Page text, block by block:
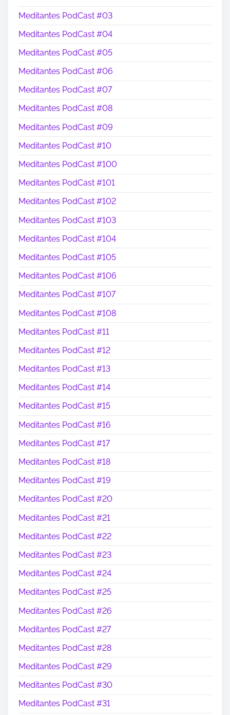
Meditantes PodCast #03
Meditantes PodCast #04
Meditantes PodCast #05
Meditantes PodCast #06
Meditantes PodCast #07
Meditantes PodCast #08
Meditantes PodCast #09
Meditantes PodCast #10
Meditantes PodCast #100
Meditantes PodCast #101
Meditantes PodCast #102
Meditantes PodCast #103
Meditantes PodCast #104
Meditantes PodCast #105
Meditantes PodCast #106
Meditantes PodCast #107
Meditantes PodCast #108
Meditantes PodCast #11
Meditantes PodCast #12
Meditantes PodCast #13
Meditantes PodCast #14
Meditantes PodCast #15
Meditantes PodCast #16
Meditantes PodCast #17
Meditantes PodCast #18
Meditantes PodCast #19
Meditantes PodCast #20
Meditantes PodCast #21
Meditantes PodCast #22
Meditantes PodCast #23
Meditantes PodCast #24
Meditantes PodCast #25
Meditantes PodCast #26
Meditantes PodCast #27
Meditantes PodCast #28
Meditantes PodCast #29
Meditantes PodCast #30
Meditantes PodCast #31